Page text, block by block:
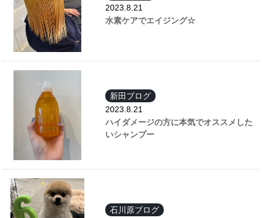
2023.8.21
水素ケアでエイジング☆
新田ブログ
2023.8.21
ハイダメージの方に本気でオススメした
いシャンプー
石川原ブログ